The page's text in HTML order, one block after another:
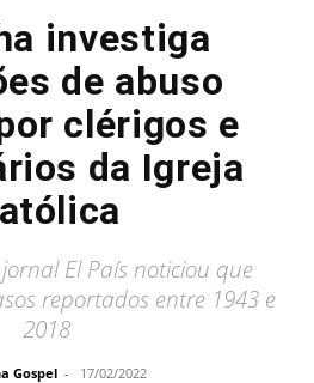
investiga
de abuso
clérigos e
da Igreja
El País noticiou que
reportados entre 1943 e
2018
Gospel - 17/02/2022